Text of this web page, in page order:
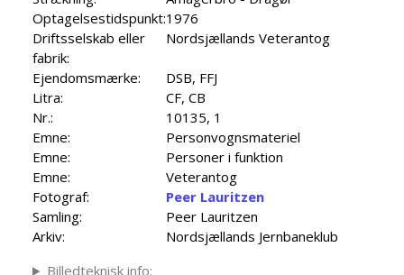
Optagelsestidspunkt:1976
Driftsselskab eller
fabrik:
Nordsjællands Veterantog
Ejendomsmærke:
DSB, FFJ
Litra:
CF, CB
Nr.:
10135, 1
Emne:
Personvognsmateriel
Emne:
Personer i funktion
Emne:
Veterantog
Fotograf:
Peer Lauritzen
Samling:
Peer Lauritzen
Arkiv:
Nordsjællands Jernbaneklub
Billedteknisk info: